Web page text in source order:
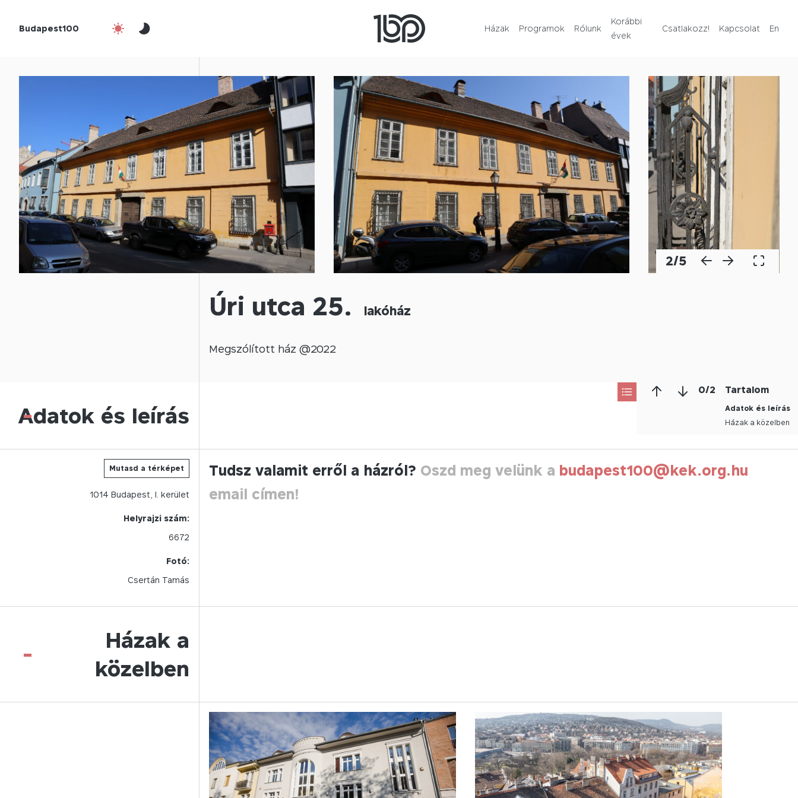
Budapest100 Házak Programok Rólunk
Korábbi
évek
Csatlakozz! Kapcsolat En
Csatlakozz!
2/5
Úri utca 25. lakóház
Megszólított ház @2022
0/2 Tartalom
Adatok és leírás
Házak a közelben
Adatok és leírás
-
Mutasd a térképet
1014 Budapest, I. kerület
Helyrajzi szám:
6672
Fotó:
Csertán Tamás
Tudsz valamit erről a házról? Oszd meg velünk a budapest100@kek.org.hu
email címen!
Házak a
közelben
-